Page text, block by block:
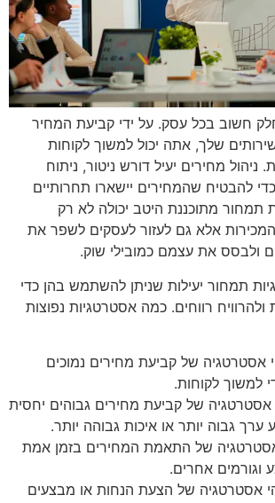
חשוב בכל עסק. על ידי קביעת המחיר
שלך, אתה יכול למשוך לקוחות
ניהול מחירים יעיל דורש ניטור, ניתוח
להבטיח שהמחירים יישארו תחרותיים
תמחור מתוכננת היטב יכולה לא רק
אלא גם לעזור לעסקים לשפר את
ולבסס את עצמם כמובילי שוק.
תמחור יעילות שניתן להשתמש בהן כדי
רווחים. כמה אסטרטגיות נפוצות
אסטרטגיה של קביעת מחירים נמוכים
למשוך לקוחות.
אסטרטגיה של קביעת מחירים גבוהים יחסית
גבוה יותר או איכות גבוהה יותר.
אסטרטגיה של התאמת המחירים בזמן אמת
וגורמים אחרים.
אסטרטגיה של הצעת הנחות או מבצעים